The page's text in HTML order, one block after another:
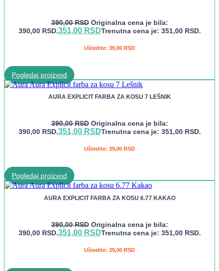
390,00RSD Originalna cena je bila:
390,00 RSD.351,00 RSDTrenutna cena je: 351,00 RSD.
Uštedite: 39,00 RSD
Pogledaj proizvod
AURA EXPLICIT FARBA ZA KOSU 7 LEŠNIK
390,00RSD Originalna cena je bila:
390,00 RSD.351,00 RSDTrenutna cena je: 351,00 RSD.
Uštedite: 39,00 RSD
Pogledaj proizvod
AURA EXPLICIT FARBA ZA KOSU 6.77 KAKAO
390,00RSD Originalna cena je bila:
390,00 RSD.351,00 RSDTrenutna cena je: 351,00 RSD.
Uštedite: 39,00 RSD